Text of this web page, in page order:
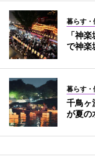
暮らす・
「神
で神楽
暮らす・
千鳥
が夏の